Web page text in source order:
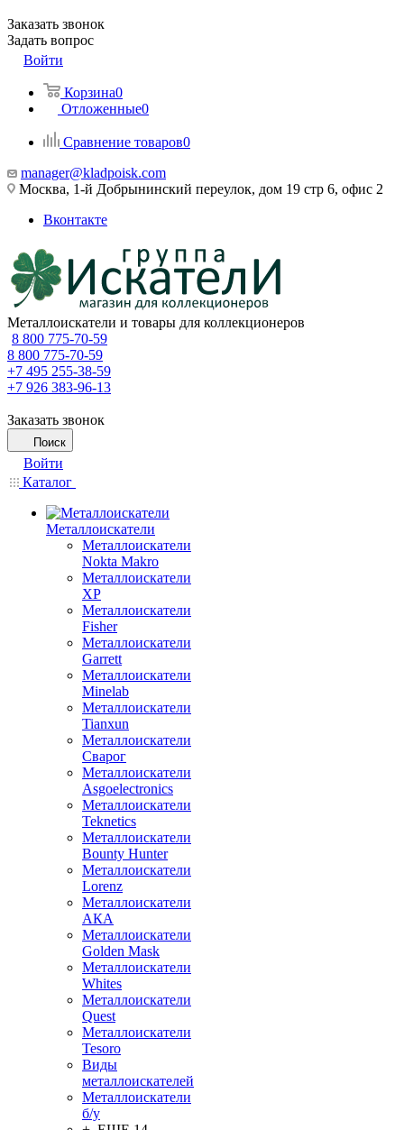
Заказать звонок
Задать вопрос
Войти
Корзина0
Отложенные0
Сравнение товаров0
manager@kladpoisk.com
Москва, 1-й Добрынинский переулок, дом 19 стр 6, офис 2
Вконтакте
Металлоискатели и товары для коллекционеров
8 800 775-70-59
8 800 775-70-59
+7 495 255-38-59
+7 926 383-96-13
Заказать звонок
Поиск
Войти
Каталог
Металлоискатели
Металлоискатели
Nokta Makro
Металлоискатели
XP
Металлоискатели
Fisher
Металлоискатели
Garrett
Металлоискатели
Minelab
Металлоискатели
Tianxun
Металлоискатели
Сварог
Металлоискатели
Asgoelectronics
Металлоискатели
Teknetics
Металлоискатели
Bounty Hunter
Металлоискатели
Lorenz
Металлоискатели
АКА
Металлоискатели
Golden Mask
Металлоискатели
Whites
Металлоискатели
Quest
Металлоискатели
Tesoro
Виды
металлоискателей
Металлоискатели
б/у